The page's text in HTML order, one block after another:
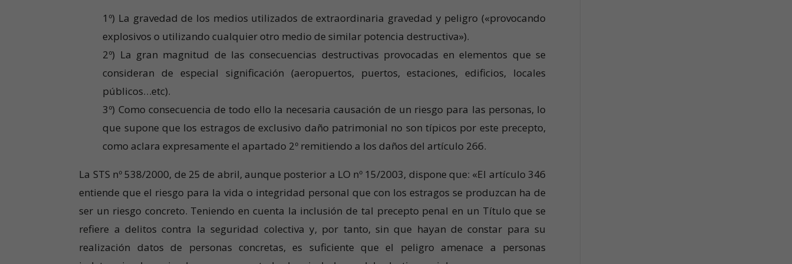
1º) La gravedad de los medios utilizados de extraordinaria gravedad y peligro («provocando
explosivos o utilizando cualquier otro medio de similar potencia destructiva»).
2º) La gran magnitud de las consecuencias destructivas provocadas en elementos que se
consideran de especial significación (aeropuertos, puertos, estaciones, edificios, locales
públicos…etc).
3º) Como consecuencia de todo ello la necesaria causación de un riesgo para las personas, lo
que supone que los estragos de exclusivo daño patrimonial no son típicos por este precepto,
como aclara expresamente el apartado 2º remitiendo a los daños del artículo 266.
La STS nº 538/2000, de 25 de abril, aunque posterior a LO nº 15/2003, dispone que: «El artículo 346
entiende que el riesgo para la vida o integridad personal que con los estragos se produzcan ha de
ser un riesgo concreto. Teniendo en cuenta la inclusión de tal precepto penal en un Título que se
refiere a delitos contra la seguridad colectiva y, por tanto, sin que hayan de constar para su
realización datos de personas concretas, es suficiente que el peligro amenace a personas